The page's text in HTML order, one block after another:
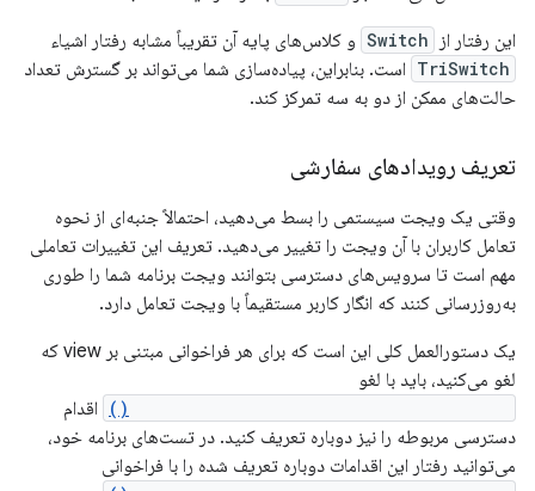
این رفتار از
Switch و کلاس‌های پایه آن تقریباً مشابه رفتار اشیاء
TriSwitch است. بنابراین، پیاده‌سازی شما می‌تواند بر گسترش تعداد
حالت‌های ممکن از دو به سه تمرکز کند.
تعریف رویدادهای سفارشی
وقتی یک ویجت سیستمی را بسط می‌دهید، احتمالاً جنبه‌ای از نحوه
تعامل کاربران با آن ویجت را تغییر می‌دهید. تعریف این تغییرات تعاملی
مهم است تا سرویس‌های دسترسی بتوانند ویجت برنامه شما را طوری
به‌روزرسانی کنند که انگار کاربر مستقیماً با ویجت تعامل دارد.
یک دستورالعمل کلی این است که برای هر فراخوانی مبتنی بر view که
لغو می‌کنید، باید با لغو
اقدام
دسترسی مربوطه را نیز دوباره تعریف کنید. در تست‌های برنامه خود،
می‌توانید رفتار این اقدامات دوباره تعریف شده را با فراخوانی